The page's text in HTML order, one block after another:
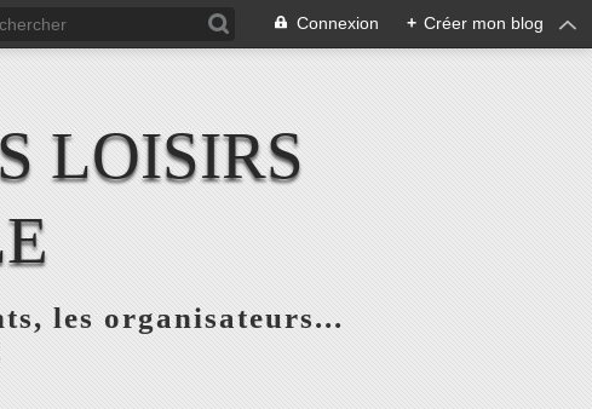
Connexion + Créer mon blog
LOISIRS
les organisateurs...